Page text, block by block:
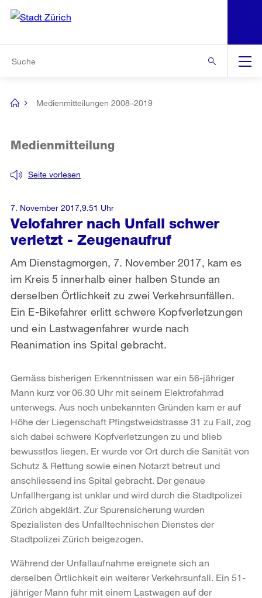
Navigation
[no
Medienmitteilungen 2008–2019
Velofahrer nach Unfall schwer
verletzt - Zeugenaufruf
Seite vorlesen
Medienmitteilung
Am Dienstagmorgen, 7. November 2017, kam es
im Kreis 5 innerhalb einer halben Stunde an
derselben Örtlichkeit zu zwei Verkehrsunfällen.
Ein E-Bikefahrer erlitt schwere Kopfverletzungen
und ein Lastwagenfahrer wurde nach
Reanimation ins Spital gebracht.
7. November 2017,9.51 Uhr
Gemäss bisherigen Erkenntnissen war ein 56-jähriger
Mann kurz vor 06.30 Uhr mit seinem Elektrofahrrad
unterwegs. Aus noch unbekannten Gründen kam er auf
Höhe der Liegenschaft Pfingstweidstrasse 31 zu Fall, zog
sich dabei schwere Kopfverletzungen zu und blieb
bewusstlos liegen. Er wurde vor Ort durch die Sanität von
Schutz & Rettung sowie einen Notarzt betreut und
anschliessend ins Spital gebracht. Der genaue
Unfallhergang ist unklar und wird durch die Stadtpolizei
Zürich abgeklärt. Zur Spurensicherung wurden
Spezialisten des Unfalltechnischen Dienstes der
Stadtpolizei Zürich beigezogen.
Während der Unfallaufnahme ereignete sich an
derselben Örtlichkeit ein weiterer Verkehrsunfall. Ein 51-
jähriger Mann fuhr mit einem Lastwagen auf der